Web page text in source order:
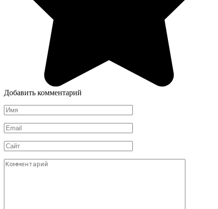
Добавить комментарий
Имя
*
Email
*
Сайт
Комментарий